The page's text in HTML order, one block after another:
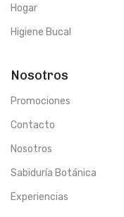
Hogar
Higiene Bucal
Nosotros
Promociones
Contacto
Nosotros
Sabiduría Botánica
Experiencias